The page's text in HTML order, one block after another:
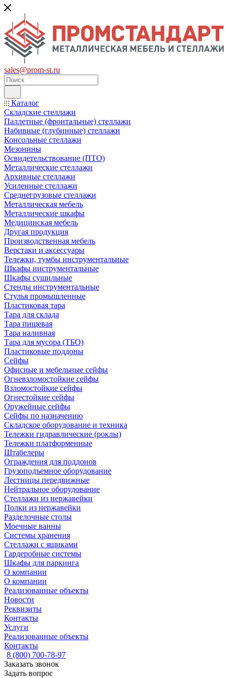
sales@prom-st.ru
Каталог
Складские стеллажи
Паллетные (фронтальные) стеллажи
Набивные (глубинные) стеллажи
Консольные стеллажи
Мезонины
Освидетельствование (ПТО)
Металлические стеллажи
Архивные стеллажи
Усиленные стеллажи
Среднегрузовые стеллажи
Металлическая мебель
Металлические шкафы
Медицинская мебель
Другая продукция
Производственная мебель
Верстаки и аксессуары
Тележки, тумбы инструментальные
Шкафы инструментальные
Шкафы сушильные
Стенды инструментальные
Cтулья промышленные
Пластиковая тара
Тара для склада
Тара пищевая
Тара наливная
Тара для мусора (ТБО)
Пластиковые поддоны
Сейфы
Офисные и мебельные сейфы
Огневзломостойкие сейфы
Взломостойкие сейфы
Огнестойкие сейфы
Оружейные сейфы
Сейфы по назначению
Складское оборудование и техника
Тележки гидравлические (роклы)
Тележки платформенные
Штабелеры
Ограждения для поддонов
Грузоподъемное оборудование
Лестницы передвижные
Нейтральное оборудование
Стеллажи из нержавейки
Полки из нержавейки
Разделочные столы
Моечные ванны
Системы хранения
Стеллажи с ящиками
Гардеробные системы
Шкафы для паркинга
О компании
О компании
Реализованные объекты
Новости
Реквизиты
Контакты
Услуги
Реализованные объекты
Контакты
8 (800) 700-78-97
Заказать звонок
Задать вопрос